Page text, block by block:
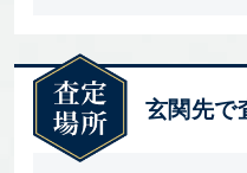
玄関先で